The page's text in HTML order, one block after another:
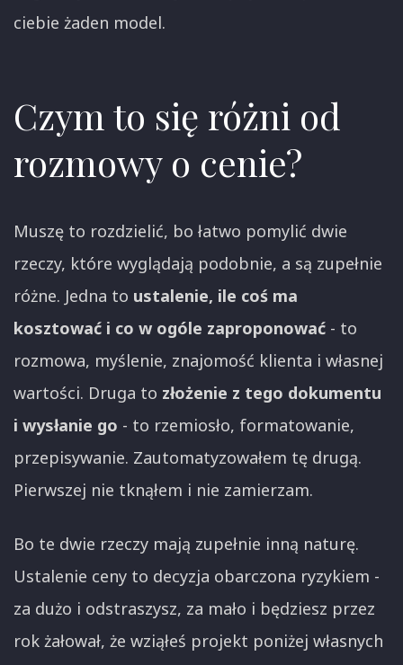
ciebie żaden model.
Czym to się różni od
rozmowy o cenie?
Muszę to rozdzielić, bo łatwo pomylić dwie
rzeczy, które wyglądają podobnie, a są zupełnie
różne. Jedna to ustalenie, ile coś ma
kosztować i co w ogóle zaproponować - to
rozmowa, myślenie, znajomość klienta i własnej
wartości. Druga to złożenie z tego dokumentu
i wysłanie go - to rzemiosło, formatowanie,
przepisywanie. Zautomatyzowałem tę drugą.
Pierwszej nie tknąłem i nie zamierzam.
Bo te dwie rzeczy mają zupełnie inną naturę.
Ustalenie ceny to decyzja obarczona ryzykiem -
za dużo i odstraszysz, za mało i będziesz przez
rok żałował, że wziąłeś projekt poniżej własnych